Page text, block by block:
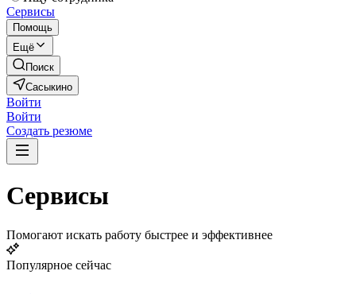
Сервисы
Помощь
Ещё
Поиск
Сасыкино
Войти
Войти
Создать резюме
Сервисы
Помогают искать работу быстрее и эффективнее
Популярное сейчас